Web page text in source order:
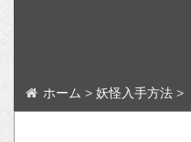
ホーム > 妖怪入手方法 >